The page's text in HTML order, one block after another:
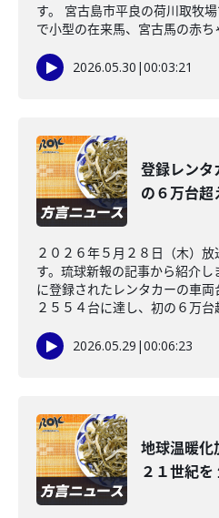
す。 宮古島市平良の荷川取牧
で小型の在来馬、宮古馬の赤ち
2026.05.30 |00:03:21
登録レン
の６万台超
２０２６年５月２８日（木）
す。琉球新報の記事から紹介
に登録されたレンタカーの車
２５５４台に達し、初の６万台
2026.05.29 |00:06:23
地球温暖
２１世紀を